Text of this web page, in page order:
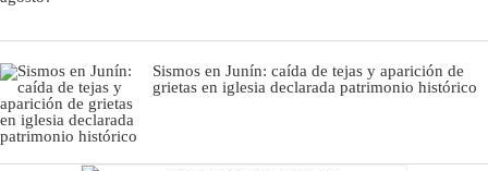
Sismos en Junín: caída de tejas y aparición de
grietas en iglesia declarada patrimonio histórico